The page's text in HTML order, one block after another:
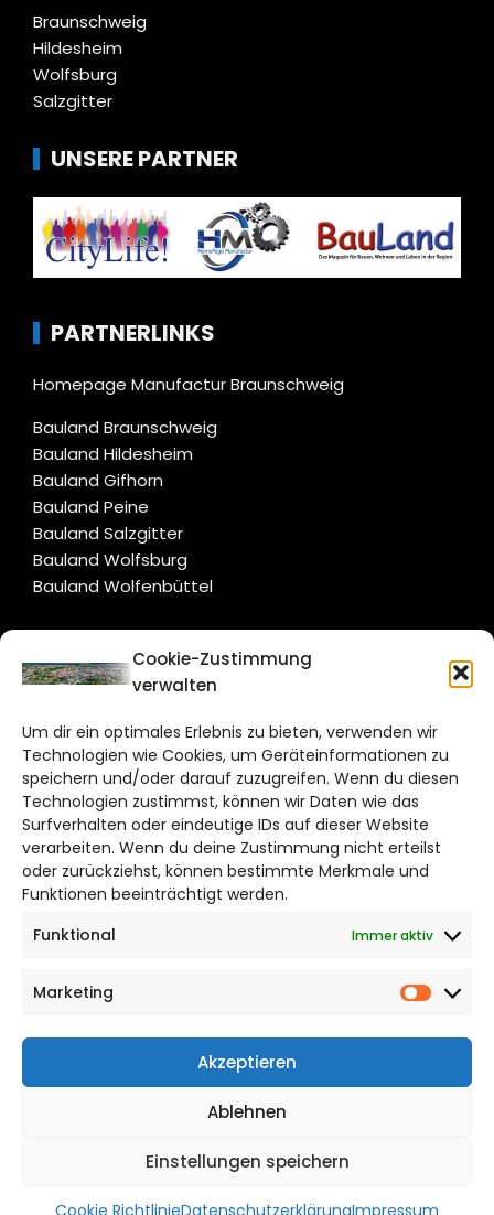
Cookie-Zustimmung
verwalten
Um dir ein optimales Erlebnis zu bieten, verwenden wir
Technologien wie Cookies, um Geräteinformationen zu
speichern und/oder darauf zuzugreifen. Wenn du diesen
Technologien zustimmst, können wir Daten wie das
Surfverhalten oder eindeutige IDs auf dieser Website
verarbeiten. Wenn du deine Zustimmung nicht erteilst
oder zurückziehst, können bestimmte Merkmale und
Funktionen beeinträchtigt werden.
Funktional
Immer aktiv
Marketing
Akzeptieren
Ablehnen
Einstellungen speichern
Cookie RichtlinieDatenschutzerklärungImpressum
Braunschweig
Hildesheim
Wolfsburg
Salzgitter
UNSERE PARTNER
PARTNERLINKS
Homepage Manufactur Braunschweig
Bauland Braunschweig
Bauland Hildesheim
Bauland Gifhorn
Bauland Peine
Bauland Salzgitter
Bauland Wolfsburg
Bauland Wolfenbüttel
CITYLIFE!
Bruchtorwall 12
38100 Braunschweig
Telefon: 0531 387220 – 65
DAS STADTMAGAZIN FÜR
BRAUNSCHWEIG
Impressum
Cookie Richtlinie
CITYLIFE! BEI FACEBOOK
WordPress Theme |Viralby HashThemes